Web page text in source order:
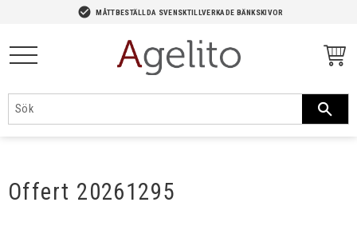
check_circle MÅTTBESTÄLLDA SVENSKTILLVERKADE BÄNKSKIVOR
Offert 20261295